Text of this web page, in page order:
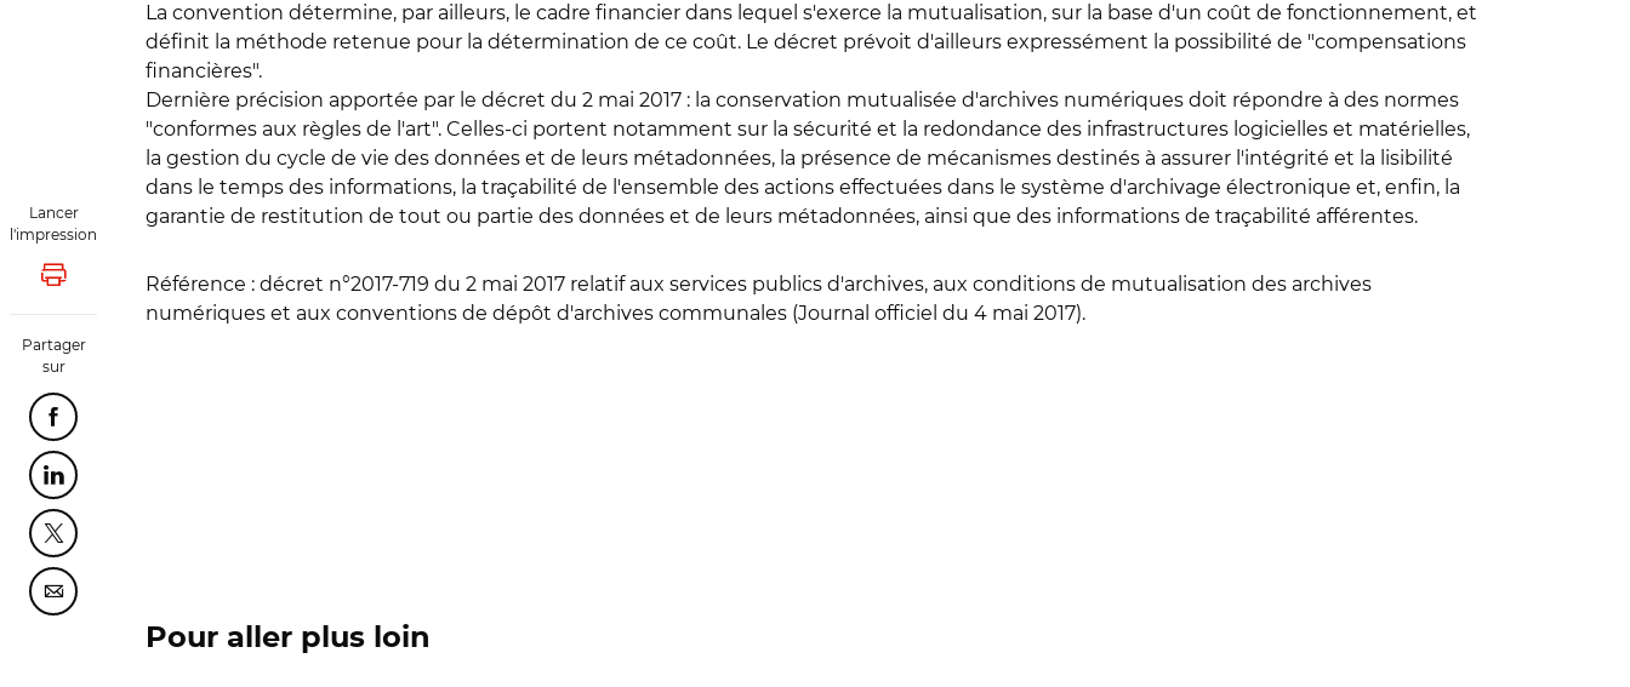
Lancer
l'impression
Lancer l'impression
Partager
sur
Partager cette page sur Facebook
Partager cette page sur Linkedin
Partager cette page sur Twitter
Partager cette page sur Courriel
La convention détermine, par ailleurs, le cadre financier dans lequel s'exerce la mutualisation, sur la base d'un coût de fonctionnement, et
définit la méthode retenue pour la détermination de ce coût. Le décret prévoit d'ailleurs expressément la possibilité de "compensations
financières".
Dernière précision apportée par le décret du 2 mai 2017 : la conservation mutualisée d'archives numériques doit répondre à des normes
"conformes aux règles de l'art". Celles-ci portent notamment sur la sécurité et la redondance des infrastructures logicielles et matérielles,
la gestion du cycle de vie des données et de leurs métadonnées, la présence de mécanismes destinés à assurer l'intégrité et la lisibilité
dans le temps des informations, la traçabilité de l'ensemble des actions effectuées dans le système d'archivage électronique et, enfin, la
garantie de restitution de tout ou partie des données et de leurs métadonnées, ainsi que des informations de traçabilité afférentes.
Référence : décret n°2017-719 du 2 mai 2017 relatif aux services publics d'archives, aux conditions de mutualisation des archives
numériques et aux conventions de dépôt d'archives communales (Journal officiel du 4 mai 2017).
Pour aller plus loin